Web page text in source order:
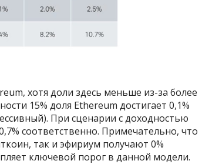
хотя доли здесь меньше из-за более
15% доля Ethereum достигает 0,1%
При сценарии с доходностью
соответственно. Примечательно, что
так и эфириум получают 0%
ключевой порог в данной модели.